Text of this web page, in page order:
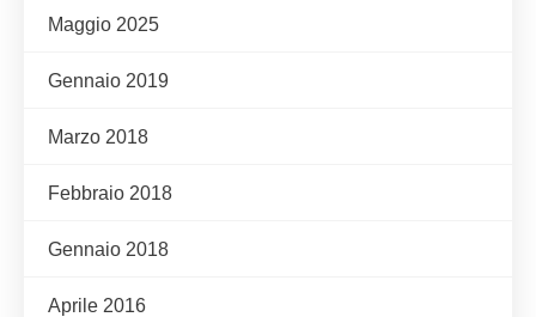
Maggio 2025
Gennaio 2019
Marzo 2018
Febbraio 2018
Gennaio 2018
Aprile 2016